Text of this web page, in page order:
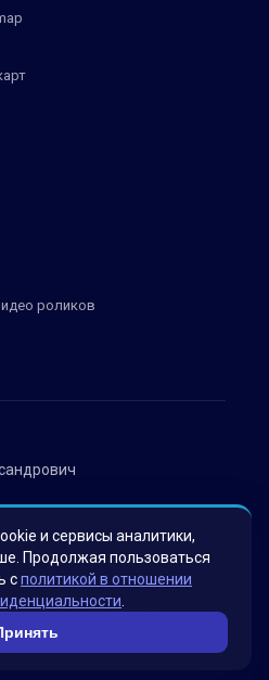
данных
роликов
и сервисы аналитики,
Продолжая пользоваться
сполитикой в отношении